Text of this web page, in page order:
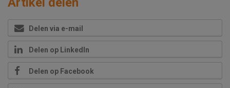
Delen via e-mail
Delen op LinkedIn
Delen op Facebook